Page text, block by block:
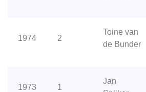
1974 2
Toine van
de Bunder
1973 1
Jan